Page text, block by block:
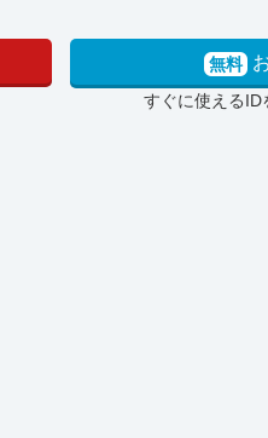
無料
すぐに使えるID